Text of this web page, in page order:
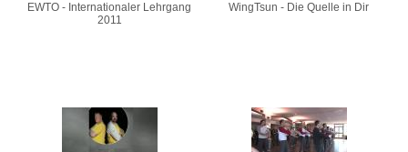
EWTO - Internationaler Lehrgang
2011
WingTsun - Die Quelle in Dir